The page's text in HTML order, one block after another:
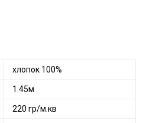
хлопок 100%
1.45м
220 гр/м.кв